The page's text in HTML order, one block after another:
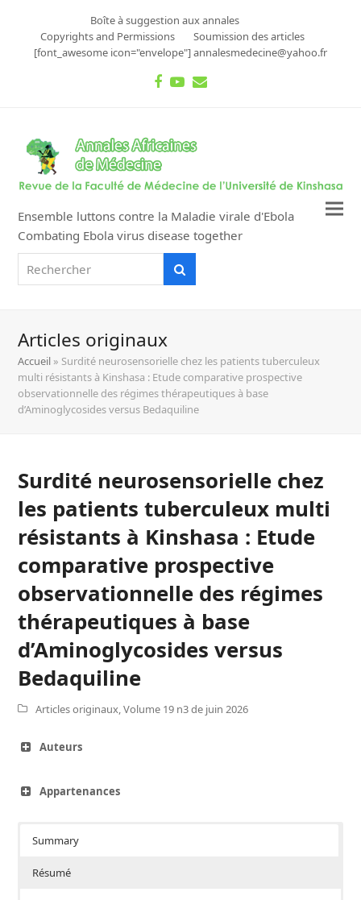
Boîte à suggestion aux annales
Copyrights and Permissions
Soumission des articles
[font_awesome icon="envelope"] annalesmedecine@yahoo.fr
Facebook
Youtube
Email
Ensemble luttons contre la Maladie virale d'Ebola
Combating Ebola virus disease together
Rechercher
Articles originaux
Accueil » Surdité neurosensorielle chez les patients tuberculeux
multi résistants à Kinshasa : Etude comparative prospective
observationnelle des régimes thérapeutiques à base
d’Aminoglycosides versus Bedaquiline
Surdité neurosensorielle chez
les patients tuberculeux multi
résistants à Kinshasa : Etude
comparative prospective
observationnelle des régimes
thérapeutiques à base
d’Aminoglycosides versus
Bedaquiline
Articles originaux,Volume 19 n3 de juin 2026
Auteurs
Appartenances
Summary
Résumé